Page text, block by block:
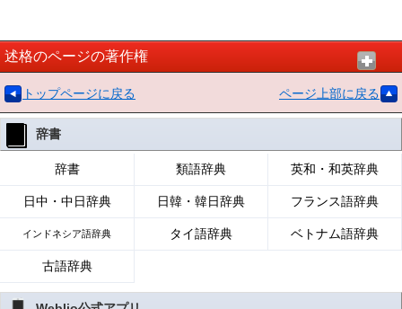
述格のページの著作権
トップページに戻る ページ上部に戻る
辞書
辞書 類語辞典 英和・和英辞典
日中・中日辞典 日韓・韓日辞典 フランス語辞典
インドネシア語辞典 タイ語辞典 ベトナム語辞典
古語辞典